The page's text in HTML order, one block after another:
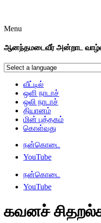
Menu
ஆனந்தமடைவீர் அன்றாட
வீட்டில்
ஒளி நாடாச்
ஒலி நாடாச்
தியானம்
மின் புத்தகம்
கொள்வது
நன்கொடை
YouTube
நன்கொடை
YouTube
கவனச்